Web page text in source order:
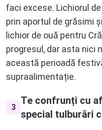
faci excese. Lichiorul
prin aportul de grăsimi
lichior de ouă pentru
progresul, dar asta nici
această perioadă
supraalimentație.
3
Te confrunți cu
special tulburări